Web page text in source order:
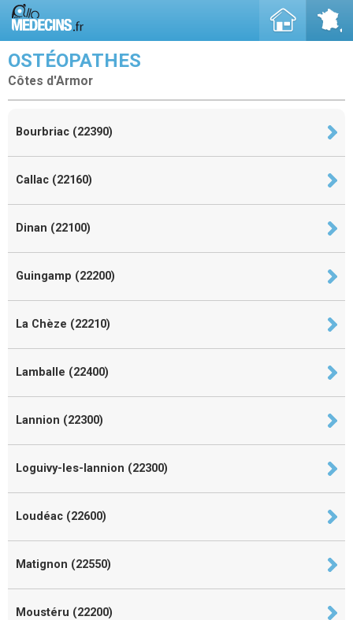
OSTÉOPATHES
Côtes d'Armor
Bourbriac (22390)
Callac (22160)
Dinan (22100)
Guingamp (22200)
La Chèze (22210)
Lamballe (22400)
Lannion (22300)
Loguivy-les-lannion (22300)
Loudéac (22600)
Matignon (22550)
Moustéru (22200)